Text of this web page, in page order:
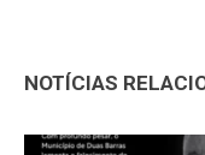
NOTÍCIAS